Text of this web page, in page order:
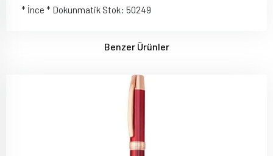
* İnce * Dokunmatik Stok: 50249
Benzer Ürünler